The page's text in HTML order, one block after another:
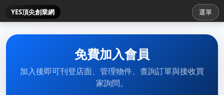
YES頂尖創業網 選單
免費加入會員
加入後即可刊登店面、管理物件、查詢訂單與接收買
家詢問。